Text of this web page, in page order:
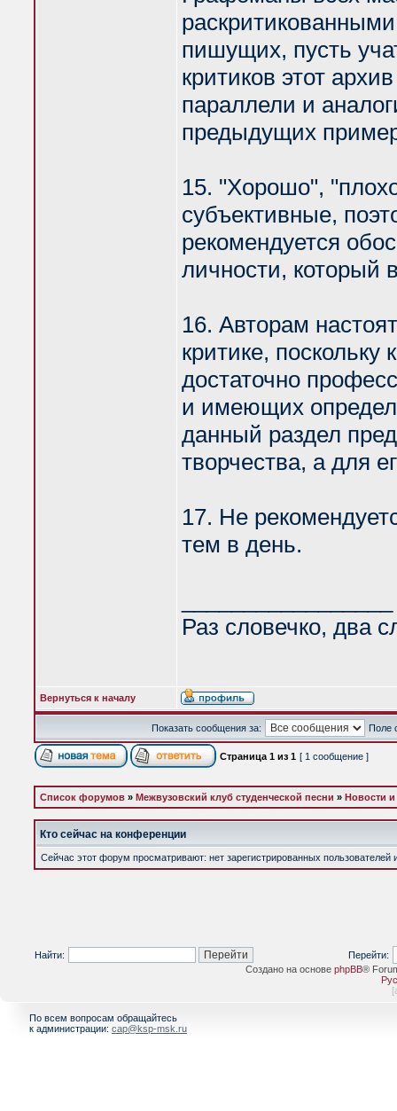
пишущих, пусть
критиков этот
параллели и
предыдущих
15. "Хорошо",
субъективные,
рекомендуется
личности, который
16. Авторам
критике,
достаточно
и имеющих
данный раздел
творчества, а для
17. Не
тем в день.
Раз словечко, два
Вернуться к началу
Показать сообщения за: Поле
Страница 1 из 1 [ 1 сообщение ]
Список форумов » Межвузовский клуб студенческой песни » Новости
Кто сейчас на конференции
Сейчас этот форум просматривают: нет зарегистрированных пользователей
Найти:
Перейти:
Создано на основе phpBB®
[
По всем вопросам обращайтесь
к администрации: cap@ksp-msk.ru